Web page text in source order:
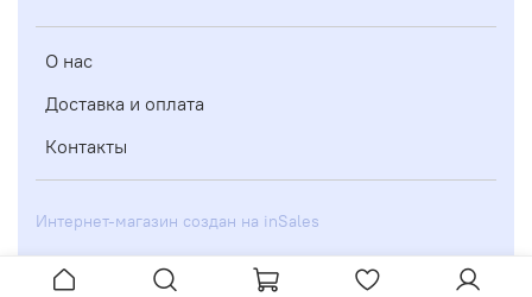
О нас
Доставка и оплата
Контакты
Интернет-магазин создан на inSales